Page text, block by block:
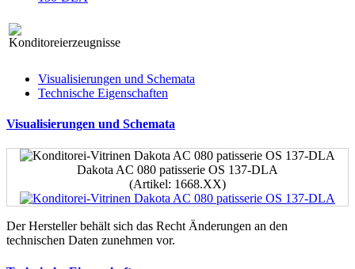
Visualisierungen und Schemata
Technische Eigenschaften
Visualisierungen und Schemata
Dakota AC 080 patisserie OS 137-DLA
(Artikel: 1668.XX)
Der Hersteller behält sich das Recht Änderungen an den
technischen Daten zunehmen vor.